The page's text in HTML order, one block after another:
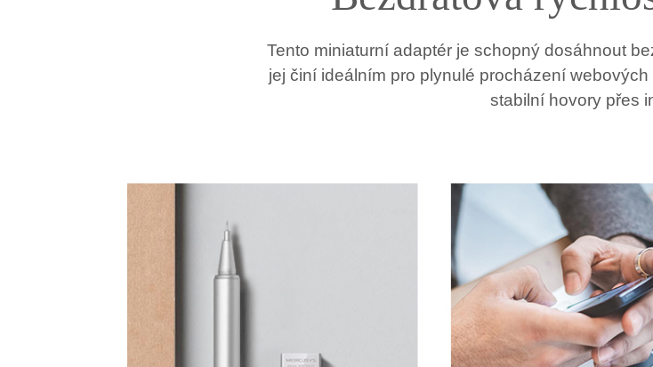
Tento miniaturní adaptér je schopný dosáhnout
jej činí ideálním pro plynulé procházení
stabilní hovory přes